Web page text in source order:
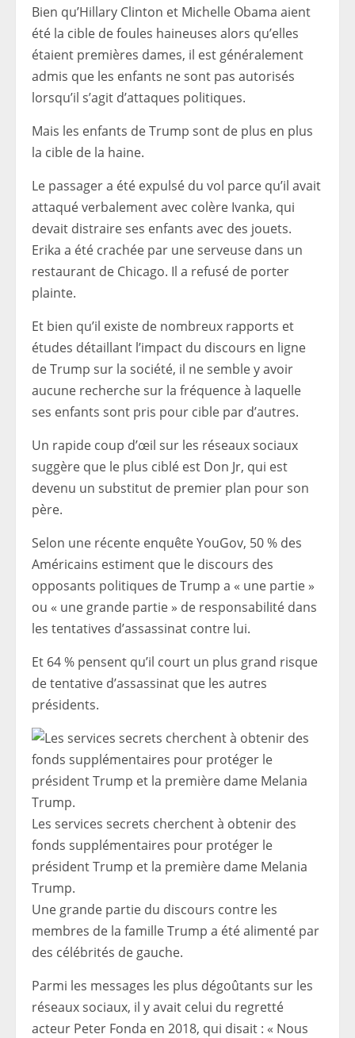
Bien qu’Hillary Clinton et Michelle Obama aient
été la cible de foules haineuses alors qu’elles
étaient premières dames, il est généralement
admis que les enfants ne sont pas autorisés
lorsqu’il s’agit d’attaques politiques.
Mais les enfants de Trump sont de plus en plus
la cible de la haine.
Le passager a été expulsé du vol parce qu’il avait
attaqué verbalement avec colère Ivanka, qui
devait distraire ses enfants avec des jouets.
Erika a été crachée par une serveuse dans un
restaurant de Chicago. Il a refusé de porter
plainte.
Et bien qu’il existe de nombreux rapports et
études détaillant l’impact du discours en ligne
de Trump sur la société, il ne semble y avoir
aucune recherche sur la fréquence à laquelle
ses enfants sont pris pour cible par d’autres.
Un rapide coup d’œil sur les réseaux sociaux
suggère que le plus ciblé est Don Jr, qui est
devenu un substitut de premier plan pour son
père.
Selon une récente enquête YouGov, 50 % des
Américains estiment que le discours des
opposants politiques de Trump a « une partie »
ou « une grande partie » de responsabilité dans
les tentatives d’assassinat contre lui.
Et 64 % pensent qu’il court un plus grand risque
de tentative d’assassinat que les autres
présidents.
Les services secrets cherchent à obtenir des
fonds supplémentaires pour protéger le
président Trump et la première dame Melania
Trump.
Une grande partie du discours contre les
membres de la famille Trump a été alimenté par
des célébrités de gauche.
Parmi les messages les plus dégoûtants sur les
réseaux sociaux, il y avait celui du regretté
acteur Peter Fonda en 2018, qui disait : « Nous